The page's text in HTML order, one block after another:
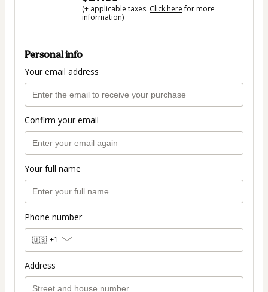
(+ applicable taxes. Click herefor more
information)
Personal info
Your email address
Confirm your email
Your full name
Phone number
🇺🇸 +1
Address